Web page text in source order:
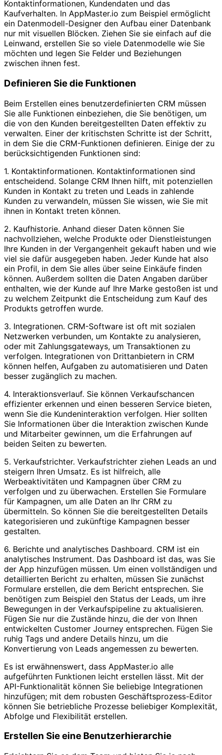
Kontaktinformationen, Kundendaten und das
Kaufverhalten. In AppMaster.io zum Beispiel ermöglicht
ein Datenmodell-Designer den Aufbau einer Datenbank
nur mit visuellen Blöcken. Ziehen Sie sie einfach auf die
Leinwand, erstellen Sie so viele Datenmodelle wie Sie
möchten und legen Sie Felder und Beziehungen
zwischen ihnen fest.
Definieren Sie die Funktionen
Beim Erstellen eines benutzerdefinierten CRM müssen
Sie alle Funktionen einbeziehen, die Sie benötigen, um
die von den Kunden bereitgestellten Daten effektiv zu
verwalten. Einer der kritischsten Schritte ist der Schritt,
in dem Sie die CRM-Funktionen definieren. Einige der zu
berücksichtigenden Funktionen sind:
1. Kontaktinformationen. Kontaktinformationen sind
entscheidend. Solange CRM Ihnen hilft, mit potenziellen
Kunden in Kontakt zu treten und Leads in zahlende
Kunden zu verwandeln, müssen Sie wissen, wie Sie mit
ihnen in Kontakt treten können.
2. Kaufhistorie. Anhand dieser Daten können Sie
nachvollziehen, welche Produkte oder Dienstleistungen
Ihre Kunden in der Vergangenheit gekauft haben und wie
viel sie dafür ausgegeben haben. Jeder Kunde hat also
ein Profil, in dem Sie alles über seine Einkäufe finden
können. Außerdem sollten die Daten Angaben darüber
enthalten, wie der Kunde auf Ihre Marke gestoßen ist und
zu welchem Zeitpunkt die Entscheidung zum Kauf des
Produkts getroffen wurde.
3. Integrationen. CRM-Software ist oft mit sozialen
Netzwerken verbunden, um Kontakte zu analysieren,
oder mit Zahlungsgateways, um Transaktionen zu
verfolgen. Integrationen von Drittanbietern in CRM
können helfen, Aufgaben zu automatisieren und Daten
besser zugänglich zu machen.
4. Interaktionsverlauf. Sie können Verkaufschancen
effizienter erkennen und einen besseren Service bieten,
wenn Sie die Kundeninteraktion verfolgen. Hier sollten
Sie Informationen über die Interaktion zwischen Kunde
und Mitarbeiter gewinnen, um die Erfahrungen auf
beiden Seiten zu bewerten.
5. Verkaufstrichter. Verkaufstrichter ziehen Leads an und
steigern Ihren Umsatz. Es ist hilfreich, alle
Werbeaktivitäten und Kampagnen über CRM zu
verfolgen und zu überwachen. Erstellen Sie Formulare
für Kampagnen, um alle Daten an Ihr CRM zu
übermitteln. So können Sie die bereitgestellten Details
kategorisieren und zukünftige Kampagnen besser
gestalten.
6. Berichte und analytisches Dashboard. CRM ist ein
analytisches Instrument. Das Dashboard ist das, was Sie
der App hinzufügen müssen. Um einen vollständigen und
detaillierten Bericht zu erhalten, müssen Sie zunächst
Formulare erstellen, die dem Bericht entsprechen. Sie
benötigen zum Beispiel den Status der Leads, um ihre
Bewegungen in der Verkaufspipeline zu aktualisieren.
Fügen Sie nur die Zustände hinzu, die der von Ihnen
entwickelten Customer Journey entsprechen. Fügen Sie
ruhig Tags und andere Details hinzu, um die
Konvertierung von Leads angemessen zu bewerten.
Es ist erwähnenswert, dass AppMaster.io alle
aufgeführten Funktionen leicht erstellen lässt. Mit der
API-Funktionalität können Sie beliebige Integrationen
hinzufügen; mit dem robusten Geschäftsprozess-Editor
können Sie betriebliche Prozesse beliebiger Komplexität,
Abfolge und Flexibilität erstellen.
Erstellen Sie eine Benutzerhierarchie